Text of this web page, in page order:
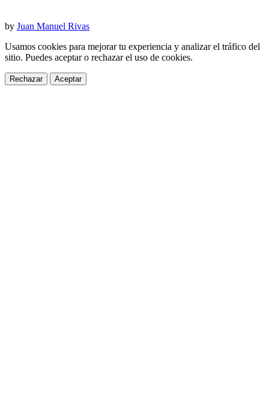
by Juan Manuel Rivas
Usamos cookies para mejorar tu experiencia y analizar el tráfico del
sitio. Puedes aceptar o rechazar el uso de cookies.
Rechazar Aceptar